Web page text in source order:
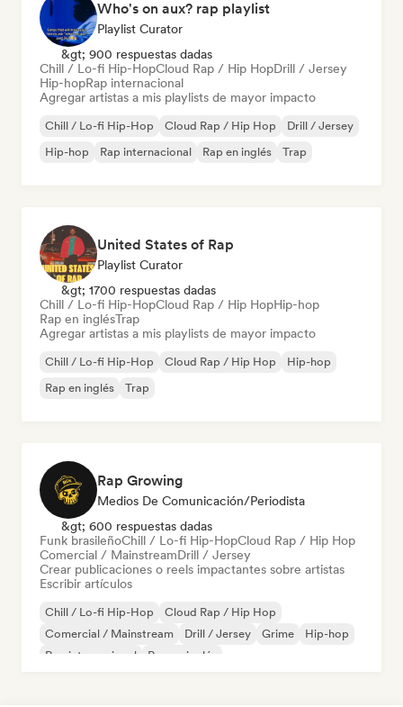
Who's on aux? rap playlist
Playlist Curator
&gt; 900 respuestas dadas
Chill / Lo-fi Hip-HopCloud Rap / Hip HopDrill / Jersey
Hip-hopRap internacional
Agregar artistas a mis playlists de mayor impacto
Chill / Lo-fi Hip-Hop Cloud Rap / Hip Hop
Drill / Jersey
Hip-hop
Rap internacional Rap en inglés Trap
United States of Rap
Playlist Curator
&gt; 1700 respuestas dadas
Chill / Lo-fi Hip-HopCloud Rap / Hip HopHip-hop
Rap en inglésTrap
Agregar artistas a mis playlists de mayor impacto
Chill / Lo-fi Hip-Hop Cloud Rap / Hip Hop
Hip-hop
Rap en inglés
Trap
Rap Growing
Medios De Comunicación/Periodista
&gt; 600 respuestas dadas
Funk brasileñoChill / Lo-fi Hip-HopCloud Rap / Hip Hop
Comercial / MainstreamDrill / Jersey
Crear publicaciones o reels impactantes sobre artistas
Escribir artículos
Chill / Lo-fi Hip-Hop
Cloud Rap / Hip Hop
Comercial / Mainstream
Drill / Jersey Grime
Hip-hop
Rap internacional
Rap en inglés